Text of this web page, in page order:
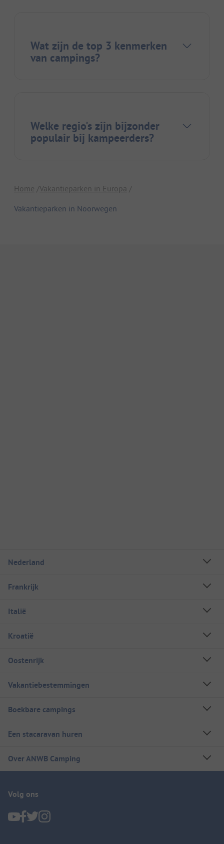
Wat zijn de top 3 kenmerken
van campings?
Welke regio's zijn bijzonder
populair bij kampeerders?
Home Vakantieparken in Europa
Vakantieparken in Noorwegen
Nederland
Frankrijk
Italië
Kroatië
Oostenrijk
Vakantiebestemmingen
Boekbare campings
Een stacaravan huren
Over ANWB Camping
Volg ons